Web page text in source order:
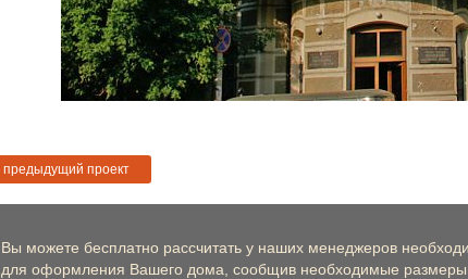
предыдущий проект
Вы можете бесплатно рассчитать у наших менеджеров
для оформления Вашего дома, сообщив необходимые размеры